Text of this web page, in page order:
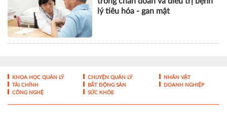
tràng được phẫu thuật thành
công bằng robot tại Vinmec Cần
lý tiêu hóa - gan mật